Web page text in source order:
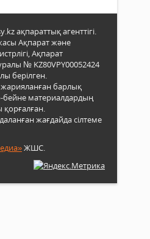
ақпараттық агенттігі.
Ақпарат және
Ақпарат
№ KZ80VPY00052424
берілген.
жарияланған барлық
материалдардың
жағдайда сілтеме
ЖШС.